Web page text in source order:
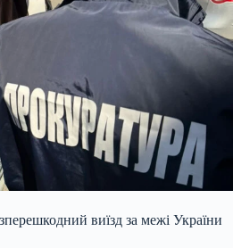
виїзд за межі України